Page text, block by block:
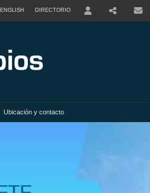
ENGLISH DIRECTORIO
Ubicación y contacto